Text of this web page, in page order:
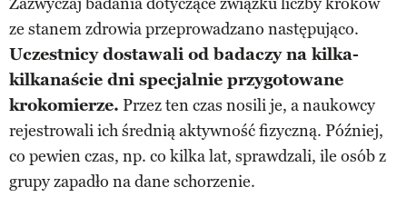
ze stanem zdrowia przeprowadzano następująco.
Uczestnicy dostawali od badaczy na kilka-
kilkanaście dni specjalnie przygotowane
krokomierze. Przez ten czas nosili je, a naukowcy
rejestrowali ich średnią aktywność fizyczną. Później,
co pewien czas, np. co kilka lat, sprawdzali, ile osób z
grupy zapadło na dane schorzenie.